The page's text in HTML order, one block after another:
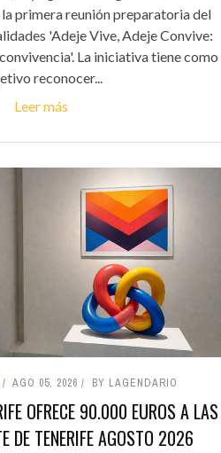
primera reunión preparatoria del
'Adeje Vive, Adeje Convive:
La iniciativa tiene como
reconocer...
Leer más
AGO 05, 2026 BY LAGENDARIO
OFRECE 90.000 EUROS A LAS
DE TENERIFE AGOSTO 2026